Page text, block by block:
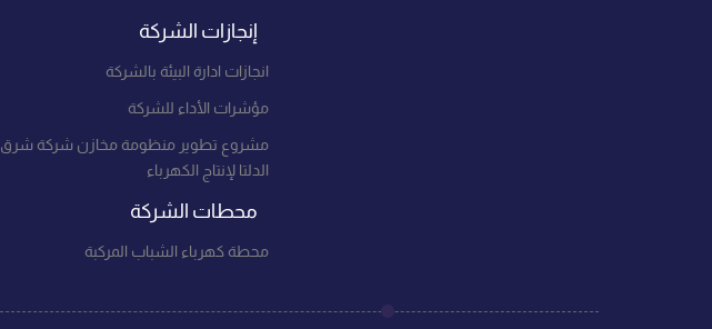
إنجازات الشركة
انجازات ادارة البيئة بالشركة
مؤشرات الأداء للشركة
مشروع تطوير منظومة مخازن شركة شرق
الدلتا لإنتاج الكهرباء
محطات الشركة
محطة كهرباء الشباب المركبة